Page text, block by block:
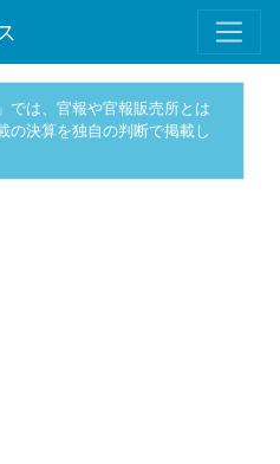
では、官報や官報販売所とは
の決算を独自の判断で掲載し